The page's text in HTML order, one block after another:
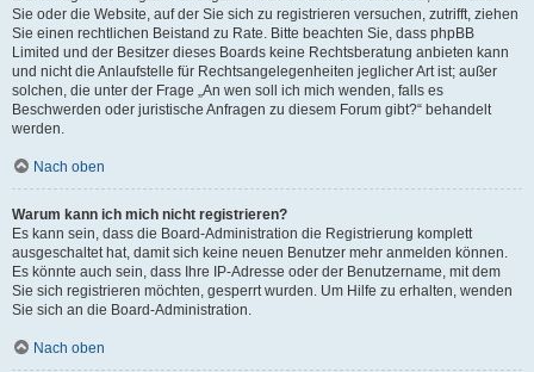
Sie oder die Website, auf der Sie sich zu registrieren versuchen, zutrifft, ziehen
Sie einen rechtlichen Beistand zu Rate. Bitte beachten Sie, dass phpBB
Limited und der Besitzer dieses Boards keine Rechtsberatung anbieten kann
und nicht die Anlaufstelle für Rechtsangelegenheiten jeglicher Art ist; außer
solchen, die unter der Frage „An wen soll ich mich wenden, falls es
Beschwerden oder juristische Anfragen zu diesem Forum gibt?“ behandelt
werden.
Nach oben
Warum kann ich mich nicht registrieren?
Es kann sein, dass die Board-Administration die Registrierung komplett
ausgeschaltet hat, damit sich keine neuen Benutzer mehr anmelden können.
Es könnte auch sein, dass Ihre IP-Adresse oder der Benutzername, mit dem
Sie sich registrieren möchten, gesperrt wurden. Um Hilfe zu erhalten, wenden
Sie sich an die Board-Administration.
Nach oben